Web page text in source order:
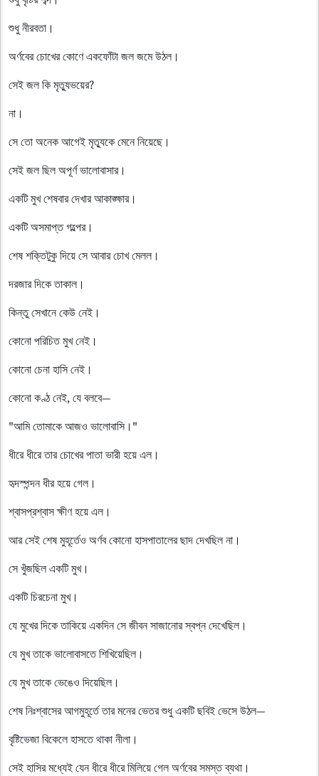
শুধু নীরবতা।
অর্ণবের চোখের কোণে একফোঁটা জল জমে উঠল।
সেই জল কি মৃত্যুভয়ের?
না।
সে তো অনেক আগেই মৃত্যুকে মেনে নিয়েছে।
সেই জল ছিল অপূর্ণ ভালোবাসার।
একটি মুখ শেষবার দেখার আকাঙ্ক্ষার।
একটি অসমাপ্ত গল্পের।
শেষ শক্তিটুকু দিয়ে সে আবার চোখ মেলল।
দরজার দিকে তাকাল।
কিন্তু সেখানে কেউ নেই।
কোনো পরিচিত মুখ নেই।
কোনো চেনা হাসি নেই।
কোনো কণ্ঠ নেই, যে বলবে—
"আমি তোমাকে আজও ভালোবাসি।"
ধীরে ধীরে তার চোখের পাতা ভারী হয়ে এল।
হৃদস্পন্দন ধীর হয়ে গেল।
শ্বাসপ্রশ্বাস ক্ষীণ হয়ে এল।
আর সেই শেষ মুহূর্তেও অর্ণব কোনো হাসপাতালের ছাদ দেখছিল না।
সে খুঁজছিল একটি মুখ।
একটি চিরচেনা মুখ।
যে মুখের দিকে তাকিয়ে একদিন সে জীবন সাজানোর স্বপ্ন দেখেছিল।
যে মুখ তাকে ভালোবাসতে শিখিয়েছিল।
যে মুখ তাকে ভেঙেও দিয়েছিল।
শেষ নিঃশ্বাসের আগমুহূর্তে তার মনের ভেতর শুধু একটি ছবিই ভেসে উঠল—
বৃষ্টিভেজা বিকেলে হাসতে থাকা নীলা।
সেই হাসির মধ্যেই যেন ধীরে ধীরে মিলিয়ে গেল অর্ণবের সমস্ত ব্যথা।